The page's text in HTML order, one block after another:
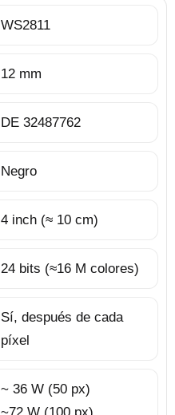
WS2811
12 mm
DE 32487762
Negro
4 inch (≈ 10 cm)
24 bits (≈16 M colores)
Sí, después de cada
píxel
~ 36 W (50 px)